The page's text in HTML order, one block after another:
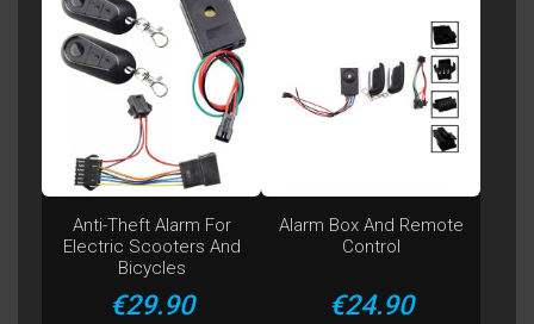
Anti-Theft Alarm For
Electric Scooters And
Bicycles
Price
€29.90
Alarm Box And Remote
Control
Price
€24.90